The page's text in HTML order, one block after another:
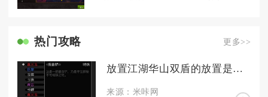
热门攻略 更多>>
放置江湖华山双盾的放置是否需要花费
来源：米咔网